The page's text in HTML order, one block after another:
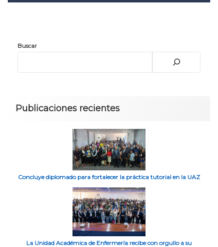
Buscar
Publicaciones recientes
Concluye diplomado para fortalecer la práctica tutorial en la UAZ
La Unidad Académica de Enfermería recibe con orgullo a su